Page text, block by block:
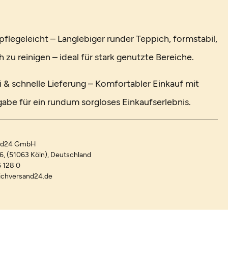
– Langlebiger runder Teppich, formstabil,
zu reinigen – ideal für stark genutzte Bereiche.
& schnelle Lieferung – Komfortabler Einkauf mit
für ein rundum sorgloses Einkaufserlebnis.
GmbH
(51063 Köln), Deutschland
128 0